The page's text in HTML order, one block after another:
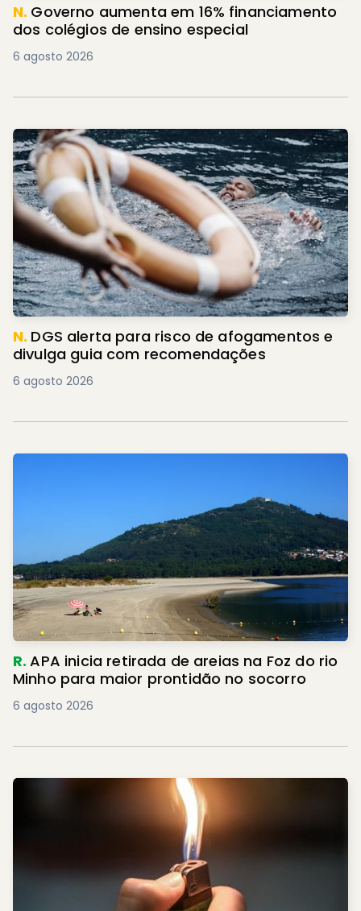
N. Governo aumenta em 16% financiamento
dos colégios de ensino especial
6 agosto 2026
N. DGS alerta para risco de afogamentos e
divulga guia com recomendações
6 agosto 2026
R.APA inicia retirada de areias na Foz do rio
Minho para maior prontidão no socorro
6 agosto 2026